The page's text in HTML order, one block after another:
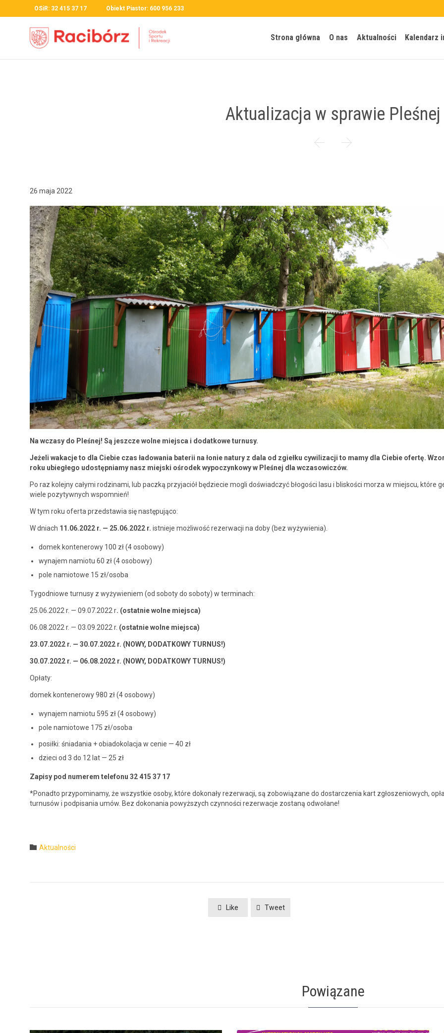
OSiR: 32 415 37 17 Obiekt Piastor: 600 956 233
Strona główna O nas Aktualności Kalendarz
Aktualizacja w sprawie Pleśnej
 
26 maja 2022
Na wcza­sy do Pleśnej! Są jeszcze wolne miejs­ca i dodatkowe turnusy.
Jeżeli wakac­je to dla Ciebie czas ład­owa­nia baterii na łonie natu­ry z dala od zgiełku cywiliza­cji to mamy dla Ciebie ofer­tę.
roku ubiegłego udostęp­ni­amy nasz miejs­ki ośrodek wypoczynkowy w Pleśnej dla wczasowiczów.
Po raz kole­jny cały­mi rodz­i­na­mi, lub paczką przy­jaciół będziecie mogli doświad­czyć bło­goś­ci lasu i bliskoś­ci morza w miejs­cu, które
wiele pozy­ty­wnych wspomnień!
W tym roku ofer­ta przed­staw­ia się następująco:
W dni­ach 11.06.2022 r. — 25.06.2022 r. ist­nieje możli­wość rez­erwacji na doby (bez wyżywienia).
domek kon­ten­erowy 100 zł (4 osobowy)
wyna­jem namio­tu 60 zł (4 osobowy)
pole namiotowe 15 zł/osoba
Tygod­niowe tur­nusy z wyży­wie­niem (od sobo­ty do sobo­ty) w terminach:
25.06.2022 r. — 09.07.2022 r. (ostat­nie wolne miejsca)
06.08.2022 r. — 03.09.2022 r. (ostat­nie wolne miejsca)
23.07.2022 r. — 30.07.2022 r. (NOWY, DODATKOWY TURNUS!)
30.07.2022 r. — 06.08.2022 r. (NOWY, DODATKOWY TURNUS!)
Opłaty:
domek kon­ten­erowy 980 zł (4 osobowy)
wyna­jem namio­tu 595 zł (4 osobowy)
pole namiotowe 175 zł/osoba
posił­ki: śni­ada­nia + obi­adoko­lac­ja w cenie — 40 zł
dzieci od 3 do 12 lat — 25 zł
Zapisy pod numerem tele­fonu 32 415 37 17
*Pon­ad­to przy­pom­i­namy, że wszys­tkie oso­by, które dokon­ały rez­erwacji, są zobow­iązane do dostar­czenia kart zgłoszeniowych,
tur­nusów i pod­pisa­nia umów. Bez doko­na­nia powyższych czyn­noś­ci rez­erwac­je zostaną odwołane!
 Category
Aktualności
Like Tweet
Powiązane